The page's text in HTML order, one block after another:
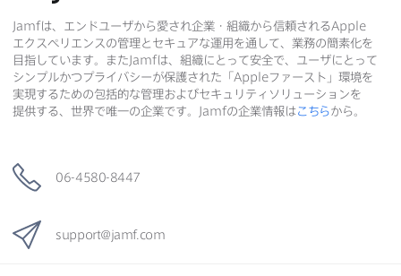
共
有
有
共
有
Jamfは、​エンドユーザから​愛され企業・組織から​信頼されるApple
エクスペリエンスの​管理と​セキュアな​運用を​通して、​業務の​簡素化を​
目指しています。​また Jamfは、​組織に​とって​安全で、​ユーザに​とって​
シンプルかつプライバシーが​保護された​「 Appleファースト」環境を​
実現する​ための​包括的な​管理および​セキュリティソリューションを​
提供する、​世界で​唯一の​企業です。
Jamfの​企業情報はこちらから。
06-4580-8447
support@jamf. com